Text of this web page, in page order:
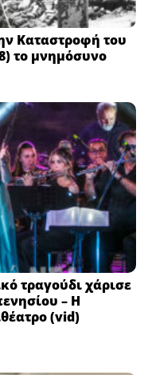
Καταστροφή του
το μνημόσυνο
τραγούδι χάρισε
– Η
(vid)